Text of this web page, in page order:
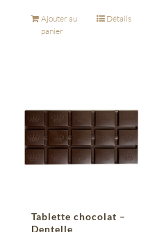
Ajouter au
panier
Détails
Tablette chocolat –
Dentelle